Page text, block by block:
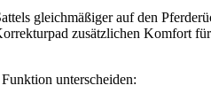
gleichmäßiger auf den
zusätzlichen Komfort
unterscheiden: